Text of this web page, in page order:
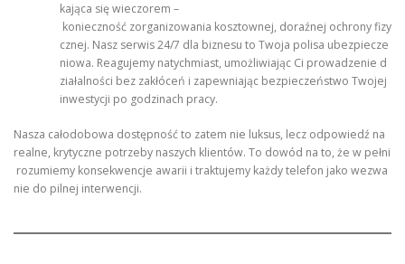
kająca się wieczorem –
konieczność zorganizowania kosztownej, doraźnej ochrony fizy
cznej. Nasz serwis 24/7 dla biznesu to Twoja polisa ubezpiecze
niowa. Reagujemy natychmiast, umożliwiając Ci prowadzenie d
ziałalności bez zakłóceń i zapewniając bezpieczeństwo Twojej
inwestycji po godzinach pracy.
Nasza całodobowa dostępność to zatem nie luksus, lecz odpowiedź na
realne, krytyczne potrzeby naszych klientów. To dowód na to, że w pełni
rozumiemy konsekwencje awarii i traktujemy każdy telefon jako wezwa
nie do pilnej interwencji.